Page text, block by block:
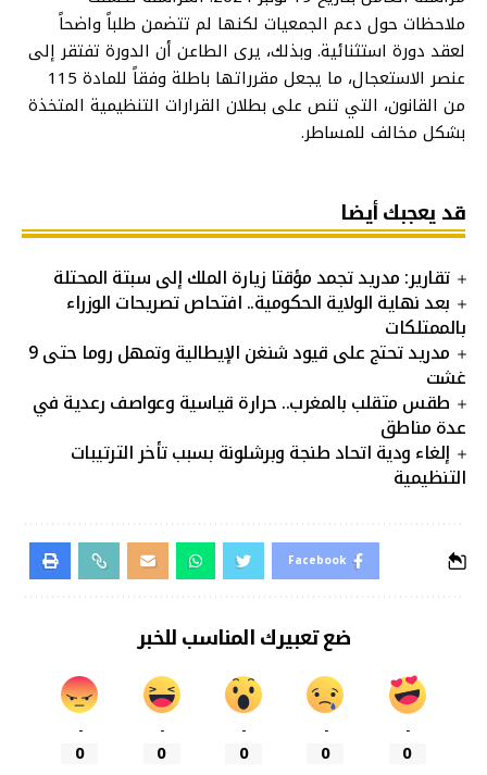
ملاحظات حول دعم الجمعيات لكنها لم تتضمن طلباً واضحاً
لعقد دورة استثنائية. وبذلك، يرى الطاعن أن الدورة تفتقر إلى
عنصر الاستعجال، ما يجعل مقرراتها باطلة وفقاً للمادة 115
من القانون، التي تنص على بطلان القرارات التنظيمية المتخذة
بشكل مخالف للمساطر.
قد يعجبك أيضا
تقارير: مدريد تجمد مؤقتا زيارة الملك إلى سبتة المحتلة
بعد نهاية الولاية الحكومية.. افتحاص تصريحات الوزراء
بالممتلكات
مدريد تحتج على قيود شنغن الإيطالية وتمهل روما حتى 9
غشت
طقس متقلب بالمغرب.. حرارة قياسية وعواصف رعدية في
عدة مناطق
إلغاء ودية اتحاد طنجة وبرشلونة بسبب تأخر الترتيبات
التنظيمية
Facebook
ضع تعبيرك المناسب للخبر
-
0
-
0
-
0
-
0
-
0